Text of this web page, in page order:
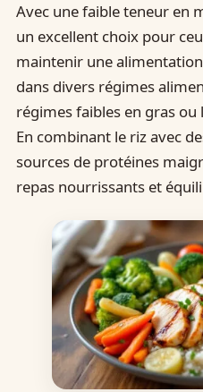
Avec une faible teneur en
un excellent choix pour
maintenir une
dans divers régimes
régimes faibles en gras
En combinant le riz avec
sources de protéines
repas nourrissants et